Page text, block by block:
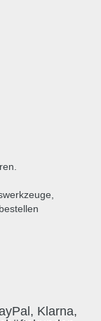
Klarna,